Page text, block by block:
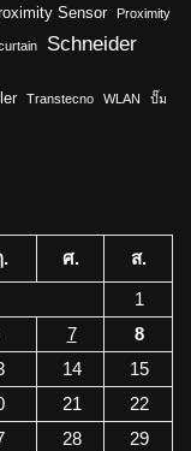
Sensor Proximity
Schneider
Transtecno WLAN ปั๊ม
ศ.
ส.
1
7
8
14
15
21
22
28
29